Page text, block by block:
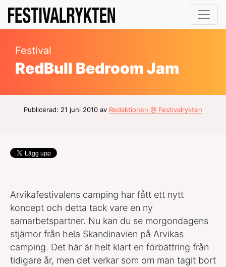
Festival
RedBull Bedroom Jam
Publicerad: 21 juni 2010 av Redaktionen @ Festivalrykten
Arvikafestivalens camping har fått ett nytt
koncept och detta tack vare en ny
samarbetspartner. Nu kan du se morgondagens
stjärnor från hela Skandinavien på Arvikas
camping. Det här är helt klart en förbättring från
tidigare år, men det verkar som om man tagit bort